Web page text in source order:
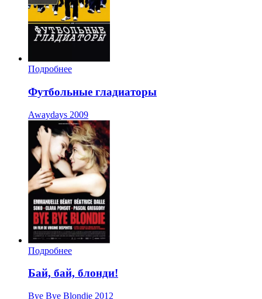
Подробнее
Футбольные гладиаторы
Awaydays 2009
Подробнее
Бай, бай, блонди!
Bye Bye Blondie 2012